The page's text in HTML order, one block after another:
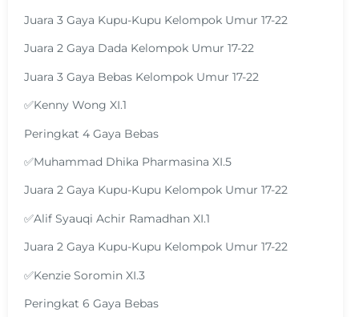
Juara 3 Gaya Kupu-Kupu Kelompok Umur 17-22
Juara 2 Gaya Dada Kelompok Umur 17-22
Juara 3 Gaya Bebas Kelompok Umur 17-22
✅Kenny Wong XI.1
Peringkat 4 Gaya Bebas
✅Muhammad Dhika Pharmasina XI.5
Juara 2 Gaya Kupu-Kupu Kelompok Umur 17-22
✅Alif Syauqi Achir Ramadhan XI.1
Juara 2 Gaya Kupu-Kupu Kelompok Umur 17-22
✅Kenzie Soromin XI.3
Peringkat 6 Gaya Bebas